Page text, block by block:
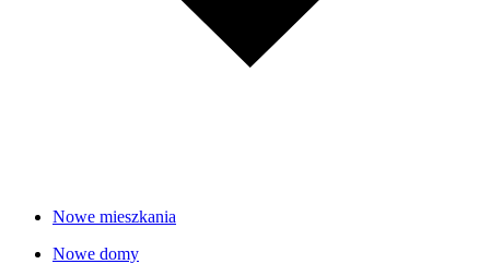
Nowe mieszkania
Nowe domy